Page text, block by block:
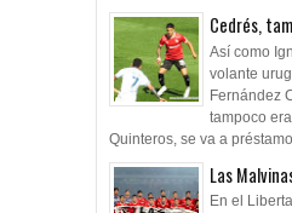
Cedrés,
Así como
volante
Fernández
tampoco
Quinteros, se va a préstamo
Las
En el